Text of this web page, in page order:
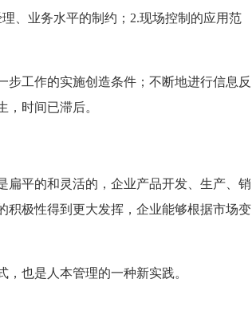
、业务水平的制约；2.现场控制的应用范
工作的实施创造条件；不断地进行信息反
时间已滞后。
平的和灵活的，企业产品开发、生产、销
积极性得到更大发挥，企业能够根据市场变
也是人本管理的一种新实践。